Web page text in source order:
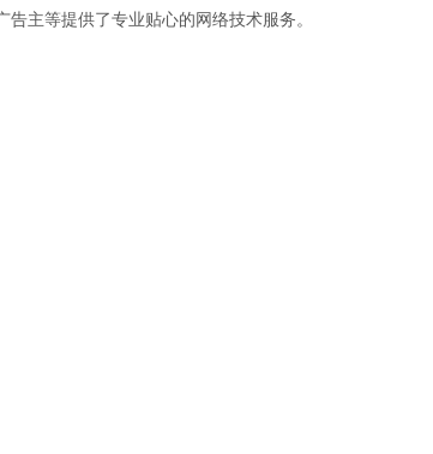
主等提供了专业贴心的网络技术服务。